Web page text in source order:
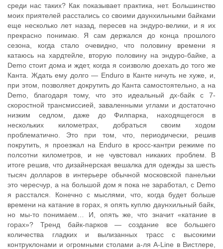
среди нас таких? Как показывает практика, нет. Большинство
моих приятелей расстались со своими даунхильными байками
еще несколько лет назад, пересев на эндуро-велики, и я их
прекрасно понимаю. Я сам держался до конца прошлого
сезона, когда стало очевидно, что половину времени я
катаюсь на хардтейле, вторую половину на эндуро-байке, а
Demo стоит дома и ждет, когда я соизволю доехать до того же
Канта. Ждать ему долго — Enduro в Канте ничуть не хуже, и,
при этом, позволяет докрутить до Канта самостоятельно, а на
Demo, благодаря тому, что это идеальный дх-байк с 7-
скоростной трансмиссией, заваленными углами и достаточно
низким седлом, даже до Филпарка, находящегося в
нескольких километрах, добраться своим ходом
проблематично. Это при том, что, периодически, решив
покрутить, я проезжал на Enduro в кросс-кантри режиме по
полсотни километров, и не чувстовал никаких проблем. В
итоге решив, что дизайнерская вешалка для одежды за шесть
тысяч долларов в интерьере обычной московской панельки
это чересчур, а на большой дом я пока не заработал, с Demo
я расстался. Конечно с мыслями, что, когда будет больше
времени на катание в горах, я опять куплю даунхильный байк,
но мы-то понимаем… И, опять же, что значит «катание в
горах»? Тренд байк-парков — создание все большего
количества гладких и вылизанных трасс с высокими
контруклонами и огромными столами а-ля A-Line в Вистлере,